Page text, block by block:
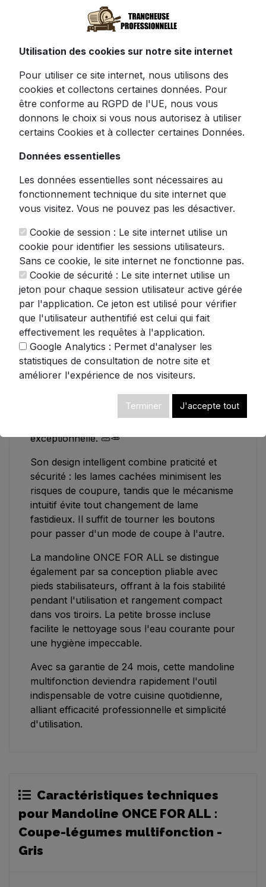
multifonction - Gris
avec la mandoline multifonction ONCE FOR
ALL, l'assistant parfait pour les chefs
amateurs comme professionnels. Cette
trancheuse manuellepolyvalente
transforme instantanément vos légumes en
créations gastronomiques dignes des plus
Dotée d'un système de coupe 4-en-1
innovant, elle vous permet de réaliser :
Des tranches parfaites d'épaisseur
variable (de 0,1 à 8 mm)
Des juliennes élégantes pour sublimer
vos plats
Des allumettes régulières pour des
garnitures raffinées
Des dés précis pour vos salades et
macédoines
La qualité professionnelle est au rendez-
vous avec des lames en acier inoxydable
420, garantissant une coupe nette et précise
sur tous types d'aliments. Carottes, pommes
de terre, concombres ou tomates - aucun
exceptionnelle. 🥒🥕
Son design intelligent combine praticité et
sécurité : les lames cachées minimisent les
risques de coupure, tandis que le mécanisme
intuitif évite tout changement de lame
fastidieux. Il suffit de tourner les boutons
pour passer d'un mode de coupe à l'autre.
La mandoline ONCE FOR ALL se distingue
également par sa conception pliable avec
pieds stabilisateurs, offrant à la fois stabilité
pendant l'utilisation et rangement compact
dans vos tiroirs. La petite brosse incluse
facilite le nettoyage sous l'eau courante pour
une hygiène impeccable.
Avec sa garantie de 24 mois, cette mandoline
multifonction deviendra rapidement l'outil
indispensable de votre cuisine quotidienne,
alliant efficacité professionnelle et simplicité
d'utilisation.
Caractéristiques techniques
pour Mandoline ONCE FOR ALL :
Coupe-légumes multifonction -
Gris
Utilisation des cookies sur notre site internet
Pour utiliser ce site internet, nous utilisons des
cookies et collectons certaines données. Pour
être conforme au RGPD de l'UE, nous vous
donnons le choix si vous nous autorisez à utiliser
certains Cookies et à collecter certaines Données.
Données essentielles
Les données essentielles sont nécessaires au
fonctionnement technique du site internet que
vous visitez. Vous ne pouvez pas les désactiver.
Cookie de session : Le site internet utilise un
cookie pour identifier les sessions utilisateurs.
Sans ce cookie, le site internet ne fonctionne pas.
Cookie de sécurité : Le site internet utilise un
jeton pour chaque session utilisateur active gérée
par l'application. Ce jeton est utilisé pour vérifier
que l'utilisateur authentifié est celui qui fait
effectivement les requêtes à l'application.
Google Analytics : Permet d'analyser les
statistiques de consultation de notre site et
améliorer l'expérience de nos visiteurs.
Terminer J'accepte tout